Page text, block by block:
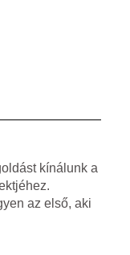
kínálunk a
az első, aki